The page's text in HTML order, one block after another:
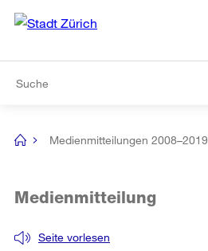
Navigation
[no
Medienmitteilungen 2008–2019
Seite vorlesen
Medienmitteilung